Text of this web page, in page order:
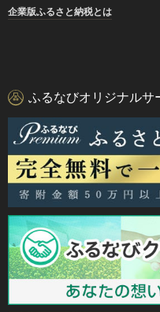
企業版ふるさと納税とは
ふるなびオリジナルサ